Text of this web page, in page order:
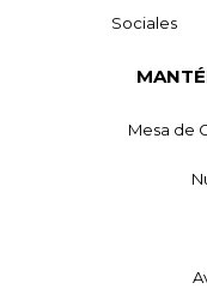
Sociales
Mesa de